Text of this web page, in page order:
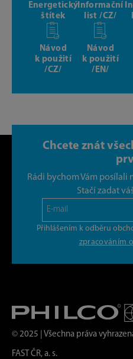
Energetický
štítek
Informační
list /CZ/
Návod
k použití
/CZ/
Návod
k použití
/EN/
Chcete znát
Rádi bychom Vám posílali
Stačí zadat
Přihlášením k odběru
zpracováním
© 2025 | Všechna práva
FAST ČR, a. s.